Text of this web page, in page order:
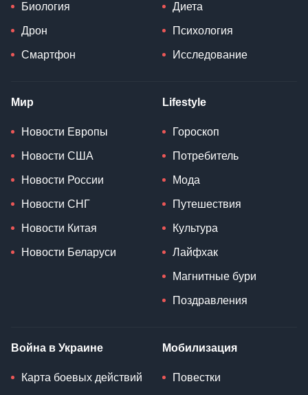
Биология
Дрон
Смартфон
Диета
Психология
Исследование
Мир
Новости Европы
Новости США
Новости России
Новости СНГ
Новости Китая
Новости Беларуси
Lifestyle
Гороскоп
Потребитель
Мода
Путешествия
Культура
Лайфхак
Магнитные бури
Поздравления
Война в Украине
Карта боевых действий
Мобилизация
Повестки